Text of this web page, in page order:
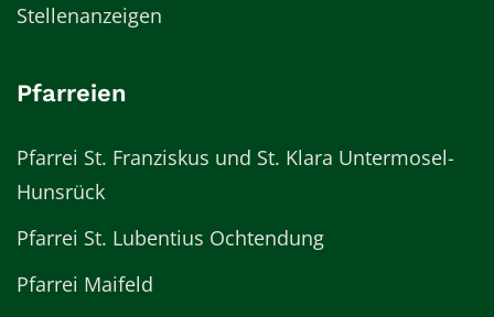
Stellenanzeigen
Pfarreien
Pfarrei St. Franziskus und St. Klara Untermosel-
Hunsrück
Pfarrei St. Lubentius Ochtendung
Pfarrei Maifeld